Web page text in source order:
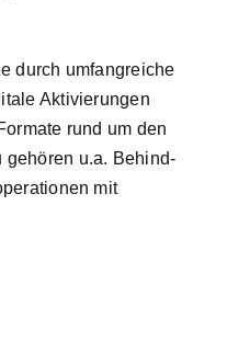
durch umfangreiche
Aktivierungen
rund um den
gehören u.a. Behind-
mit